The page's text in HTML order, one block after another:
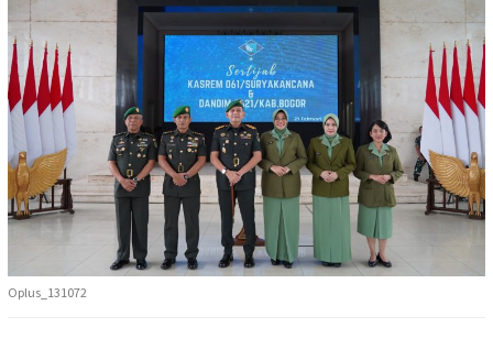
Oplus_131072